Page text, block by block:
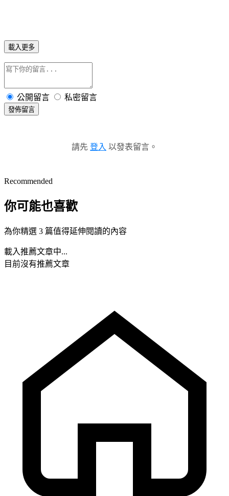
載入更多
公開留言 私密留言
發佈留言
請先 登入 以發表留言。
Recommended
你可能也喜歡
為你精選 3 篇值得延伸閱讀的內容
載入推薦文章中...
目前沒有推薦文章